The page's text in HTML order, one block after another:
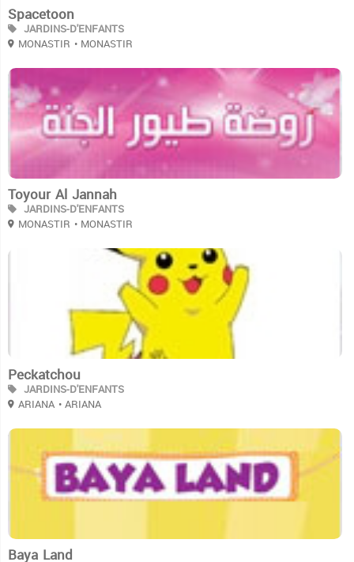
Spacetoon
JARDINS-D'ENFANTS
MONASTIR • MONASTIR
Toyour Al Jannah
JARDINS-D'ENFANTS
MONASTIR • MONASTIR
Peckatchou
JARDINS-D'ENFANTS
ARIANA • ARIANA
Baya Land